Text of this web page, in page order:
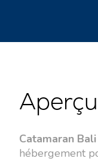
Aperçu
Catamaran
hébergement